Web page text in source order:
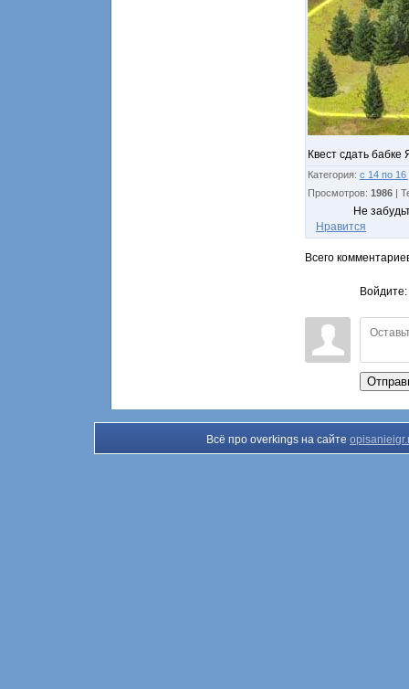
Квест сдать бабке
Категория: с 14 по 16
Просмотров: 1986|
Не
Нравится
Всего
Войдите:
Всё про overkings на сайте